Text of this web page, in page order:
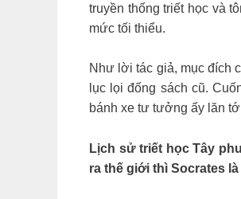
truyền thống triết học và
mức tối thiểu.
Như lời tác giả, mục đích
lục lọi đống sách cũ.
bánh xe tư tưởng ấy lăn
Lịch sử triết học Tây
ra thế giới thì Socrates